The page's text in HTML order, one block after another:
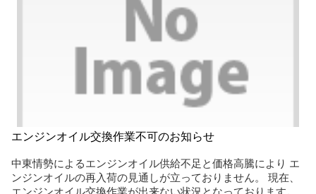
エンジンオイル交換作業不可のお知らせ
中東情勢によるエンジンオイル供給不足と価格高騰により エ
ンジンオイルの再入荷の見通しが立っておりません。 現在、